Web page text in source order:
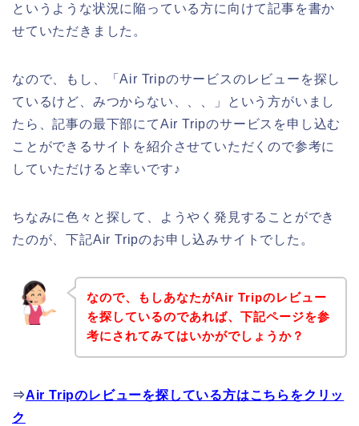
というような状況に陥っている方に向けて記事を書か
せていただきました。
なので、もし、「Air Tripのサービスのレビューを探し
ているけど、みつからない、、、」という方がいまし
たら、記事の最下部にてAir Tripのサービスを申し込む
ことができるサイトを紹介させていただくので参考に
していただけると幸いです♪
ちなみに色々と探して、ようやく発見することができ
たのが、下記Air Tripのお申し込みサイトでした。
なので、もしあなたがAir Tripのレビュー
を探しているのであれば、下記ページを参
考にされてみてはいかがでしょうか？
⇒Air Tripのレビューを探している方はこちらをクリッ
ク